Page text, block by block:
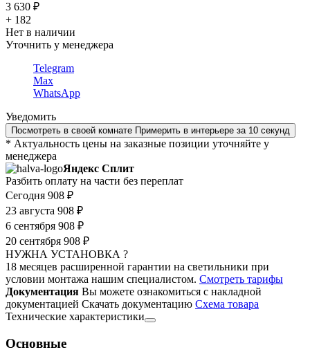
3 630 ₽
+ 182
Нет в наличии
Уточнить у менеджера
Telegram
Max
WhatsApp
Уведомить
Посмотреть в своей комнате Примерить в интерьере за 10 секунд
* Актуальность цены на заказные позиции уточняйте у
менеджера
Яндекс Сплит
Разбить оплату на части без переплат
Сегодня 908 ₽
23 августа 908 ₽
6 сентября 908 ₽
20 сентября 908 ₽
НУЖНА УСТАНОВКА ?
18 месяцев расширенной гарантии на светильники при
условии монтажа нашим специалистом. Смотреть тарифы
Документация Вы можете ознакомиться с накладной
документацией Скачать документацию Cхема товара
Технические характеристики
Основные